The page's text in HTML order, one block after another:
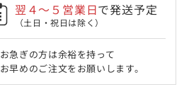
翌４〜５営業日で発送予定
（土日・祝日は除く）
お急ぎの方は余裕を持って
お早めのご注文をお願いします。